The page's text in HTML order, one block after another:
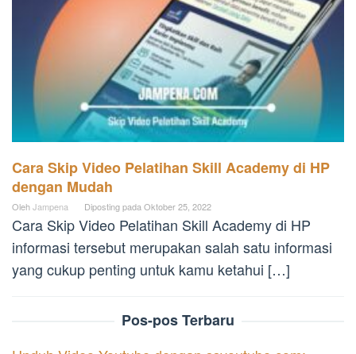
Cara Skip Video Pelatihan Skill Academy di HP
dengan Mudah
OlehJampena Diposting pada Oktober 25, 2022
Cara Skip Video Pelatihan Skill Academy di HP
informasi tersebut merupakan salah satu informasi
yang cukup penting untuk kamu ketahui […]
Pos-pos Terbaru